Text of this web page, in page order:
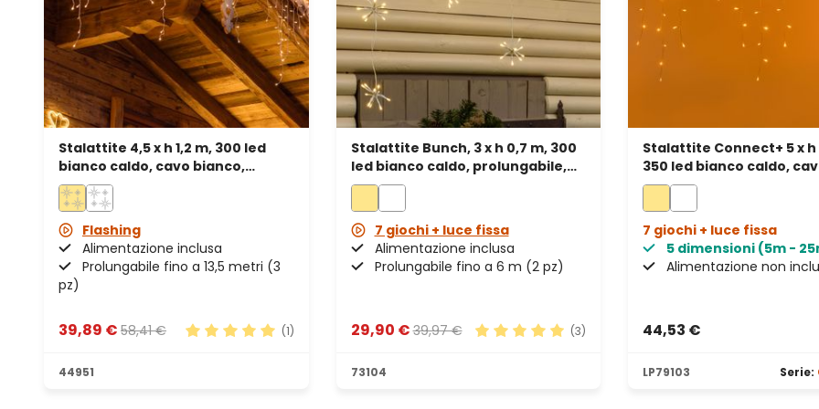
Stalattite 4,5 x h 1,2 m, 300 led
bianco caldo, cavo bianco,
prolungabile
Flashing
Alimentazione inclusa
Prolungabile fino a 13,5 metri (3
pz)
39,89 € 58,41 € (1)
44951
Stalattite Bunch, 3 x h 0,7 m, 300
led bianco caldo, prolungabile,
cavo bianco
7 giochi + luce fissa
Alimentazione inclusa
Prolungabile fino a 6 m (2 pz)
29,90 €39,97 € (3)
73104
Stalattite Connect+ 5 x h
350 led bianco caldo,
trasparente, prolungabile
7 giochi + luce fissa
5 dimensioni (5m -
Alimentazione non
44,53 €
LP79103 Serie: